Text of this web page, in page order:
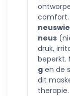
comfort.
neus
druk,
beperkt.
g en de
dit
therapie.